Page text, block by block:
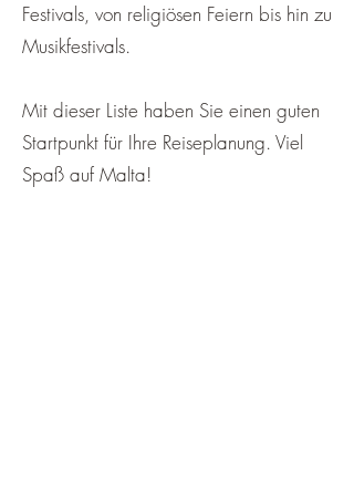
Festivals, von religiösen Feiern bis hin zu
Musikfestivals.
Mit dieser Liste haben Sie einen guten
Startpunkt für Ihre Reiseplanung. Viel
Spaß auf Malta!